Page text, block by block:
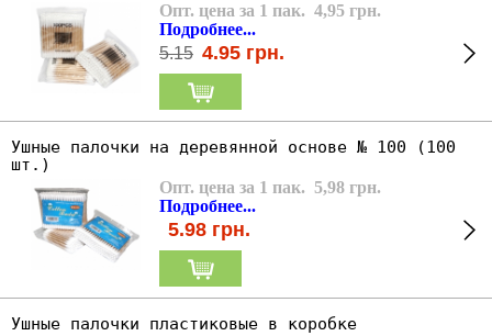
Опт. цена за 1 пак. 4,95 грн.
Подробнее...
5.15 4.95 грн.
Ушные палочки на деревянной основе № 100 (100
шт.)
Опт. цена за 1 пак. 5,98 грн.
Подробнее...
5.98 грн.
Ушные палочки пластиковые в коробке